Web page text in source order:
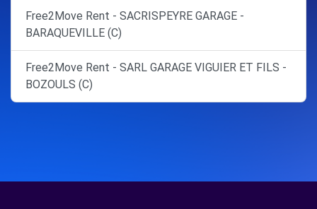
Free2Move Rent - SACRISPEYRE GARAGE -
BARAQUEVILLE (C)
Free2Move Rent - SARL GARAGE VIGUIER ET FILS -
BOZOULS (C)